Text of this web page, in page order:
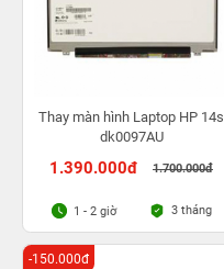
Thay màn hình Laptop HP 14s
dk0097AU
1.390.000đ 1.700.000đ
1 - 2 giờ 3 tháng
-150.000đ